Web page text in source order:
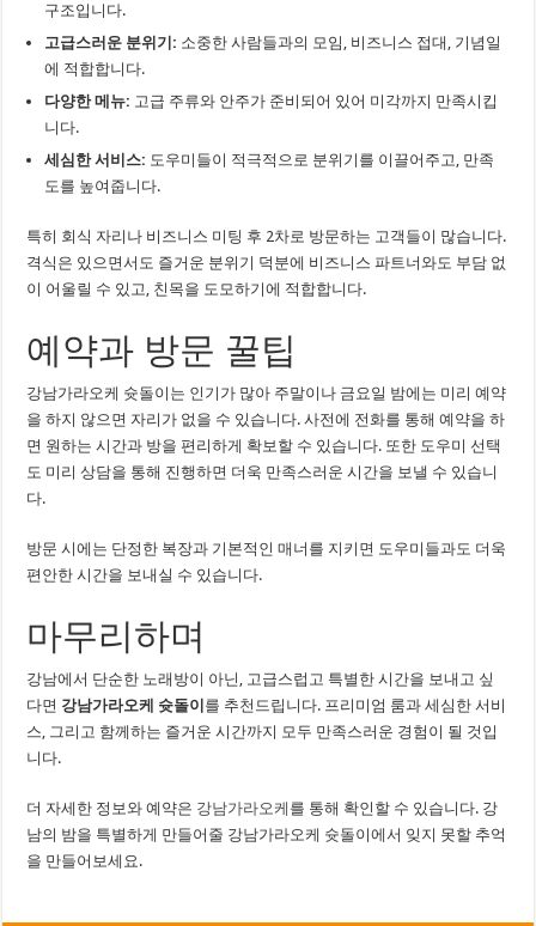
구조입니다.
고급스러운 분위기: 소중한 사람들과의 모임, 비즈니스 접대, 기념일
에 적합합니다.
다양한 메뉴: 고급 주류와 안주가 준비되어 있어 미각까지 만족시킵
니다.
세심한 서비스: 도우미들이 적극적으로 분위기를 이끌어주고, 만족
도를 높여줍니다.
특히 회식 자리나 비즈니스 미팅 후 2차로 방문하는 고객들이 많습니다.
격식은 있으면서도 즐거운 분위기 덕분에 비즈니스 파트너와도 부담 없
이 어울릴 수 있고, 친목을 도모하기에 적합합니다.
예약과 방문 꿀팁
강남가라오케 슛돌이는 인기가 많아 주말이나 금요일 밤에는 미리 예약
을 하지 않으면 자리가 없을 수 있습니다. 사전에 전화를 통해 예약을 하
면 원하는 시간과 방을 편리하게 확보할 수 있습니다. 또한 도우미 선택
도 미리 상담을 통해 진행하면 더욱 만족스러운 시간을 보낼 수 있습니
다.
방문 시에는 단정한 복장과 기본적인 매너를 지키면 도우미들과도 더욱
편안한 시간을 보내실 수 있습니다.
마무리하며
강남에서 단순한 노래방이 아닌, 고급스럽고 특별한 시간을 보내고 싶
다면 강남가라오케 슛돌이 를 추천드립니다. 프리미엄 룸과 세심한 서비
스, 그리고 함께하는 즐거운 시간까지 모두 만족스러운 경험이 될 것입
니다.
더 자세한 정보와 예약은 강남가라오케 를 통해 확인할 수 있습니다. 강
남의 밤을 특별하게 만들어줄 강남가라오케 슛돌이에서 잊지 못할 추억
을 만들어보세요.